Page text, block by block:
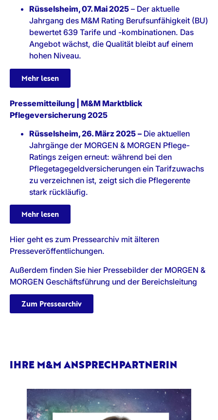
Rüsselsheim, 07. Mai 2025 – Der aktuelle
Jahrgang des M&M Rating Berufsunfähigkeit (BU)
bewertet 639 Tarife und -kombinationen. Das
Angebot wächst, die Qualität bleibt auf einem
hohen Niveau.
Mehr lesen
Pressemitteilung | M&M Marktblick
Pflegeversicherung 2025
Rüsselsheim, 26. März 2025 – Die aktuellen
Jahrgänge der MORGEN & MORGEN Pflege-
Ratings zeigen erneut: während bei den
Pflegetagegeldversicherungen ein Tarifzuwachs
zu verzeichnen ist, zeigt sich die Pflegerente
stark rückläufig.
Mehr lesen
Hier geht es zum Pressearchiv mit älteren
Presseveröffentlichungen.
Außerdem finden Sie hier Pressebilder der MORGEN &
MORGEN Geschäftsführung und der Bereichsleitung
Zum Pressearchiv
IHRE M&M ANSPRECHPARTNERIN